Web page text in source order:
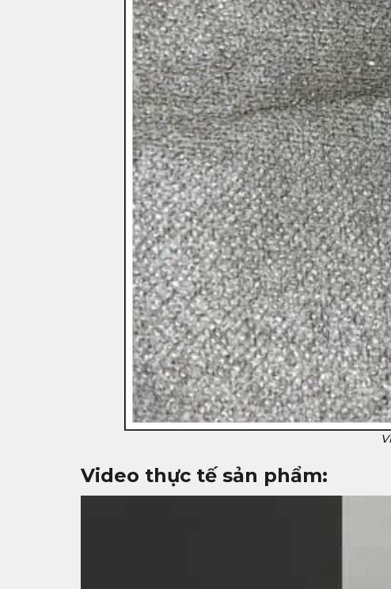
Video thực tế sản phẩm: